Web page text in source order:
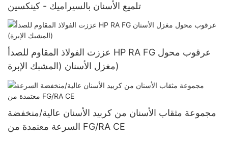
تلميع الأسنان بالسيراميك - كينكسين
عززت الفولاذ المقاوم للصدأ HP RA FG عرقوب محول
مغزل الأسنان (المشبك الإبرة)
مجموعة مثقاب الأسنان من كربيد الأسنان عالية/منخفضة
السرعة معتمدة من FG/RA CE